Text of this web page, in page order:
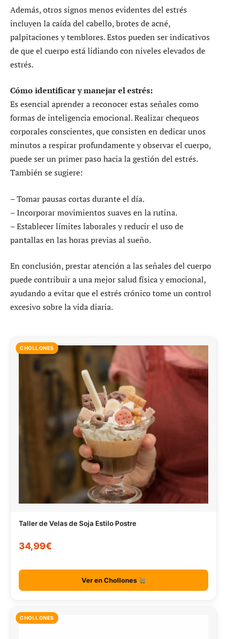
Además, otros signos menos evidentes del estrés
incluyen la caída del cabello, brotes de acné,
palpitaciones y temblores. Estos pueden ser indicativos
de que el cuerpo está lidiando con niveles elevados de
estrés.
Cómo identificar y manejar el estrés:
Es esencial aprender a reconocer estas señales como
formas de inteligencia emocional. Realizar chequeos
corporales conscientes, que consisten en dedicar unos
minutos a respirar profundamente y observar el cuerpo,
puede ser un primer paso hacia la gestión del estrés.
También se sugiere:
– Tomar pausas cortas durante el día.
– Incorporar movimientos suaves en la rutina.
– Establecer límites laborales y reducir el uso de
pantallas en las horas previas al sueño.
En conclusión, prestar atención a las señales del cuerpo
puede contribuir a una mejor salud física y emocional,
ayudando a evitar que el estrés crónico tome un control
excesivo sobre la vida diaria.
CHOLLONES
Taller de Velas de Soja Estilo Postre
34,99€
Ver en Chollones
CHOLLONES